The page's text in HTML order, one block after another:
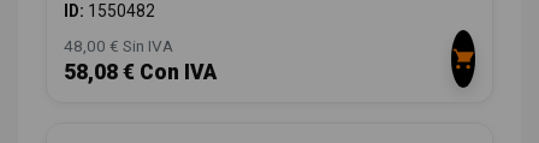
ID: 1550482
48,00 € Sin IVA
58,08 € Con IVA